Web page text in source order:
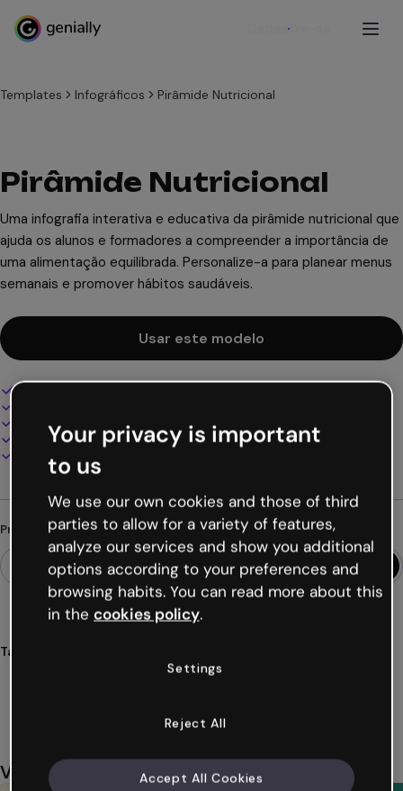
Cadastre-se
Templates Infográficos Pirâmide Nutricional
Pirâmide Nutricional
Uma infografia interativa e educativa da pirâmide nutricional que
ajuda os alunos e formadores a compreender a importância de
uma alimentação equilibrada. Personalize-a para planear menus
semanais e promover hábitos saudáveis.
Usar este modelo
Design interativo e animado
Adicione áudio, vídeo e multimídia
Apresente, compartilhe ou publique online
Baixe em PDF, MP4 e outros formatos
Procurando algo diferente?
Tags
nutricionais
Você também pode gostar
Your privacy is important
to us
We use our own cookies and those of third
parties to allow for a variety of features,
analyze our services and show you additional
options according to your preferences and
browsing habits. You can read more about this
in the cookies policy.
Settings
Reject All
Accept All Cookies